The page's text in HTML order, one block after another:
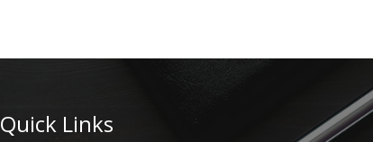
Quick Links